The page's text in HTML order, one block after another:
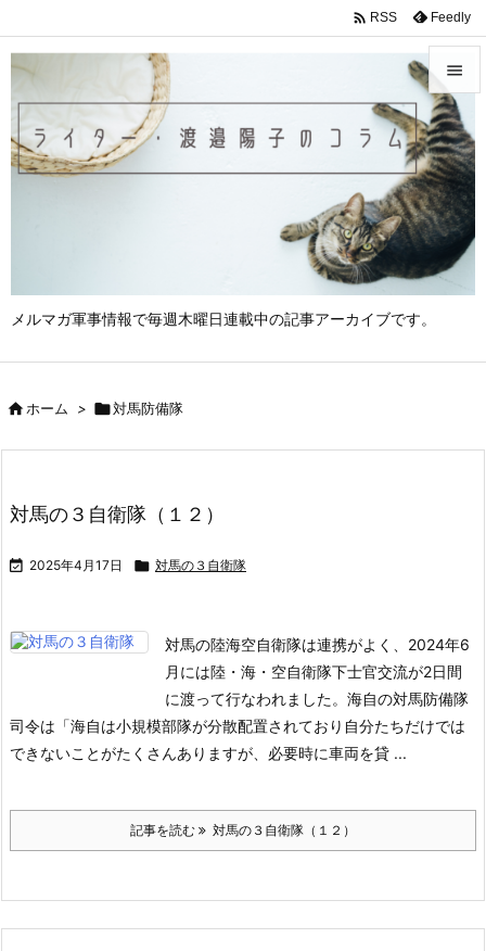
メルマガ軍事情報で毎週木曜日連載中の記事アーカイブです。


メニュ

サイド

前へ

検索
 RSS Feedly
ホーム > 対馬防備隊
対馬の３自衛隊（１２）
 2025年4月17日  対馬の３自衛隊
対馬の陸海空自衛隊は連携がよく、2024年6
月には陸・海・空自衛隊下士官交流が2日間
に渡って行なわれました。海自の対馬防備隊
司令は「海自は小規模部隊が分散配置されており自分たちだけでは
できないことがたくさんありますが、必要時に車両を貸 ...
記事を読む 対馬の３自衛隊（１２）